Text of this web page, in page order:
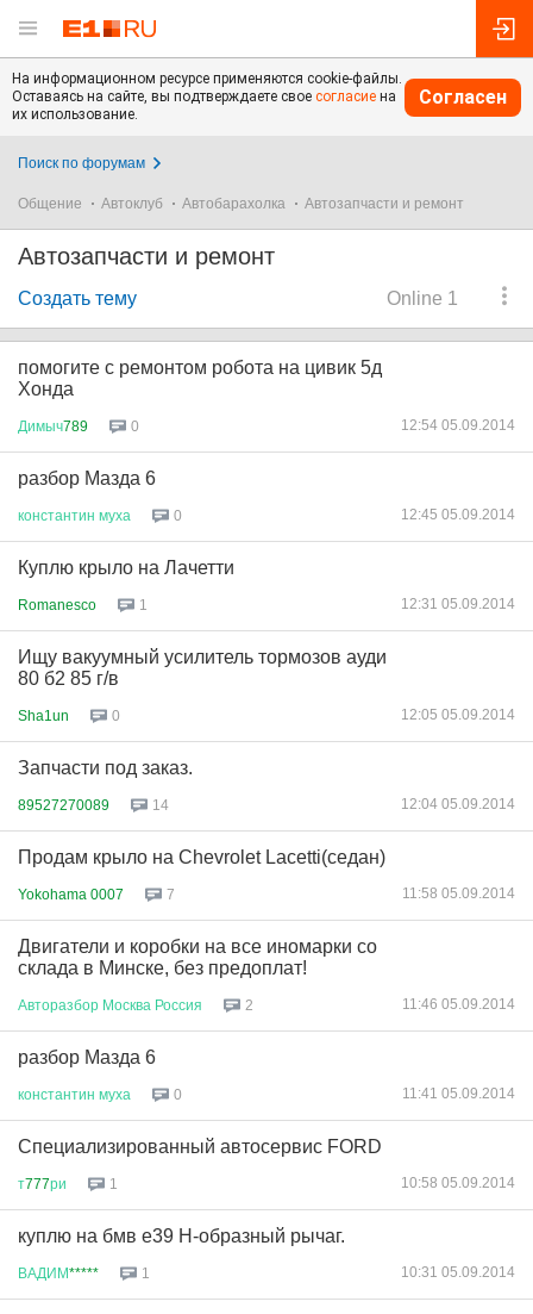
На информационном ресурсе применяются cookie-файлы.
Оставаясь на сайте, вы подтверждаете свое согласие на
их использование.
Согласен
Поиск по форумам
Общение Автоклуб Автобарахолка Автозапчасти и ремонт
Автозапчасти и ремонт
Online 1
Создать тему
помогите с ремонтом робота на цивик 5д
Хонда
Димыч789 0 12:54 05.09.2014
разбор Мазда 6
константин муха 0 12:45 05.09.2014
Куплю крыло на Лачетти
Romanesco 1 12:31 05.09.2014
Ищу вакуумный усилитель тормозов ауди
80 б2 85 г/в
Sha1un 0 12:05 05.09.2014
Запчасти под заказ.
89527270089 14 12:04 05.09.2014
Продам крыло на Chevrolet Lacetti(седан)
Yokohama 0007 7 11:58 05.09.2014
Двигатели и коробки на все иномарки со
склада в Минске, без предоплат!
Авторазбор Москва Россия 2 11:46 05.09.2014
разбор Мазда 6
константин муха 0 11:41 05.09.2014
Cпециализированный автосервис FORD
т777ри 1 10:58 05.09.2014
куплю на бмв е39 H-образный рычаг.
ВАДИМ***** 1 10:31 05.09.2014